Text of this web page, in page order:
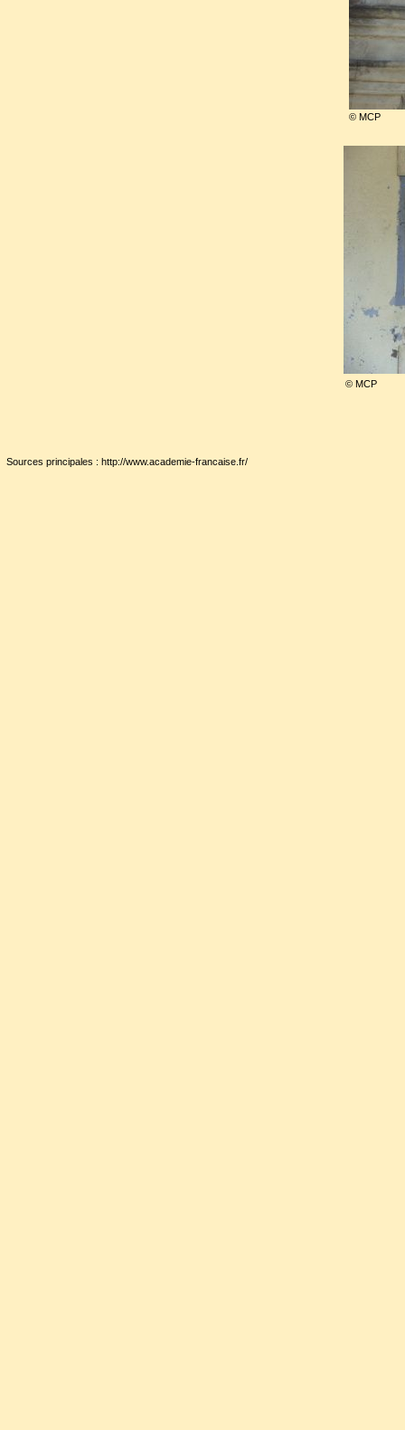
C'est la revanche
Il fut interné à Riom, puis
déclinante le fit admettre à
En 1938, il avait été élu à
il ne fut pas radié après sa
déclaré vacant et ne fut
Charles Maurras fut
cimetière de Roquevaire
qu'il fut académicien et chef
© MCP
Sources principales : http://www.academie-francaise.fr/
© MCP